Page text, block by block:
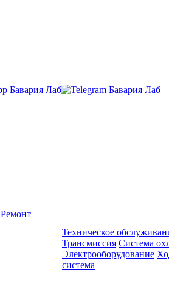
Ремонт
Техническое
Трансмиссия Система
Электрооборудование
система